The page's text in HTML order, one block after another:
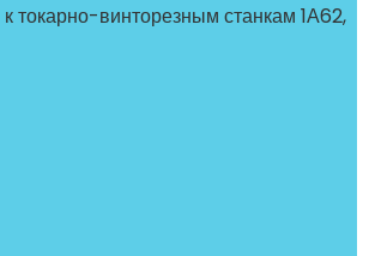
токарно-винторезным станкам 1А62,